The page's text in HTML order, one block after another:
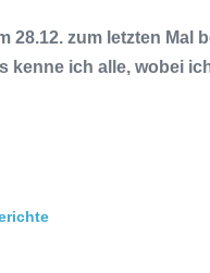
28.12. zum letzten Mal
kenne ich alle, wobei